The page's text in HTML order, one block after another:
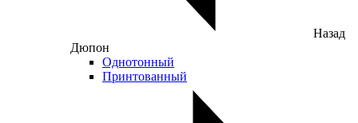
Назад
Дюпон
Однотонный
Принтованный